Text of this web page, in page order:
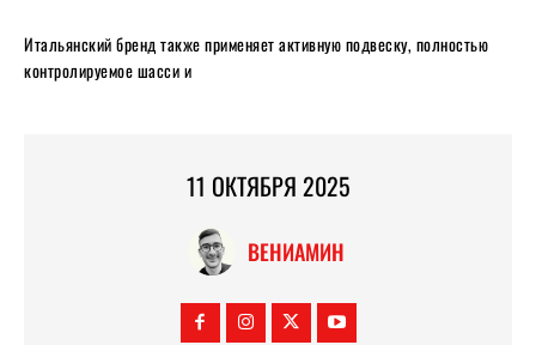
Итальянский бренд также применяет активную подвеску, полностью
контролируемое шасси и
11 ОКТЯБРЯ 2025
ВЕНИАМИН